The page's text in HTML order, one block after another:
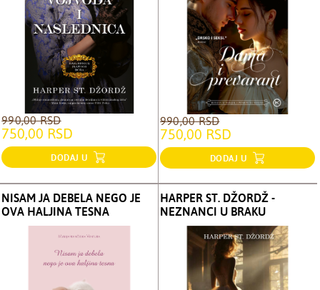
990,00 RSD
750,00 RSD
DODAJ U
990,00 RSD
750,00 RSD
DODAJ U
NISAM JA DEBELA NEGO JE
OVA HALJINA TESNA
HARPER ST. DŽORDŽ -
NEZNANCI U BRAKU